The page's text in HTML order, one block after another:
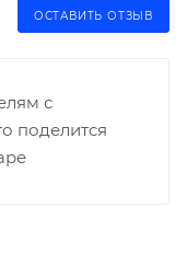
ОСТАВИТЬ ОТЗЫВ
с
поделится